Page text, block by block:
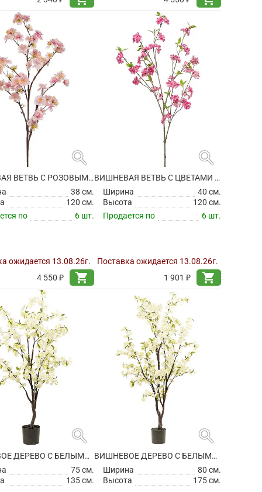
search
ВИШНЕВАЯ ВЕТВЬ С РОЗОВЫМИ ЦВЕТАМИ ИСКУССТВЕННАЯ
38 см.
120 см.
по
6 шт.
ожидается 13.08.26г.
4 550 ₽
shopping_cart
search
ВИШНЕВАЯ ВЕТВЬ С ЦВЕТАМИ ИСКУССТВЕННАЯ
Ширина
40 см.
Высота
120 см.
Продается по
6 шт.
Поставка ожидается 13.08.26г.
1 901 ₽
shopping_cart
search
ВИШНЕВОЕ ДЕРЕВО С БЕЛЫМИ ЦВЕТАМИ ИСКУССТВЕННОЕ
75 см.
135 см.
search
ВИШНЕВОЕ ДЕРЕВО С БЕЛЫМИ ЦВЕТАМИ ИСКУССТВЕННОЕ
Ширина
80 см.
Высота
175 см.